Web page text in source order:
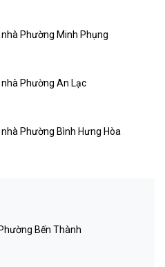
Phường Minh Phụng
Phường An Lạc
Phường Bình Hưng Hòa
Bến Thành